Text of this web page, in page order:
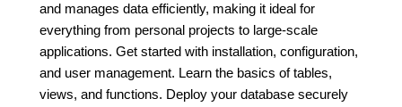
and manages data efficiently, making it ideal for
everything from personal projects to large-scale
applications. Get started with installation, configuration,
and user management. Learn the basics of tables,
views, and functions. Deploy your database securely